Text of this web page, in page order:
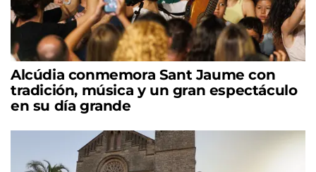
Alcúdia conmemora Sant Jaume con
tradición, música y un gran espectáculo
en su día grande